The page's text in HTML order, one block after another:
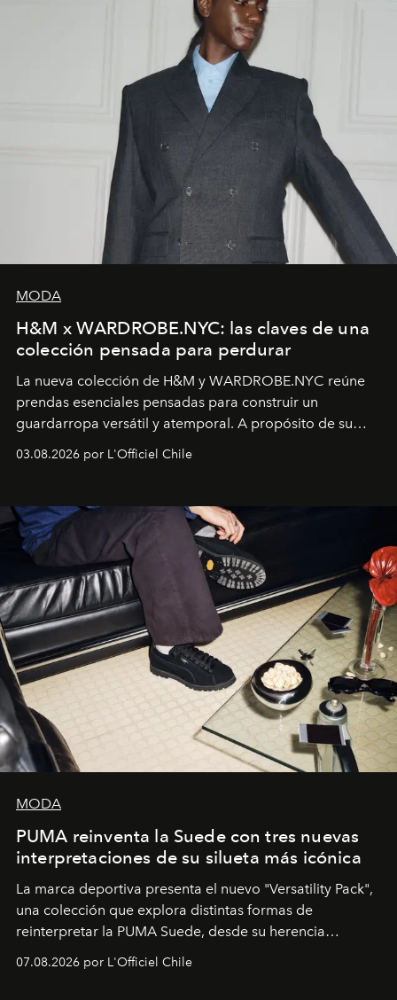
MODA
H&M x WARDROBE.NYC: las claves de una
colección pensada para perdurar
La nueva colección de H&M y WARDROBE.NYC reúne
prendas esenciales pensadas para construir un
guardarropa versátil y atemporal. A propósito de su
lanzamiento, los fundadores de la firma neoyorquina y
la asesora creativa y jefa de diseño global de la marca
y la filosofía detrás de la propuesta.
03.08.2026 por L'Officiel Chile
MODA
PUMA reinventa la Suede con tres nuevas
interpretaciones de su silueta más icónica
La marca deportiva presenta el nuevo "Versatility Pack",
una colección que explora distintas formas de
reinterpretar la PUMA Suede, desde su herencia
deportiva hasta una mirada moderna inspirada en el
diseño y el universo outdoor.
07.08.2026 por L'Officiel Chile